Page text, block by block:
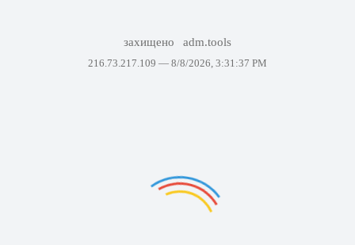
захищено adm.tools
216.73.217.109 — 8/8/2026, 3:31:37 PM